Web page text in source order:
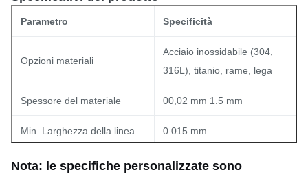
Parametro Specificità
Opzioni materiali
Acciaio inossidabile (304,
316L), titanio, rame, lega
Spessore del materiale 00,02 mm 1.5 mm
Min. Larghezza della linea 0.015 mm
Min. apertura (buco) 00,03 mm
Nota: le specifiche personalizzate sono